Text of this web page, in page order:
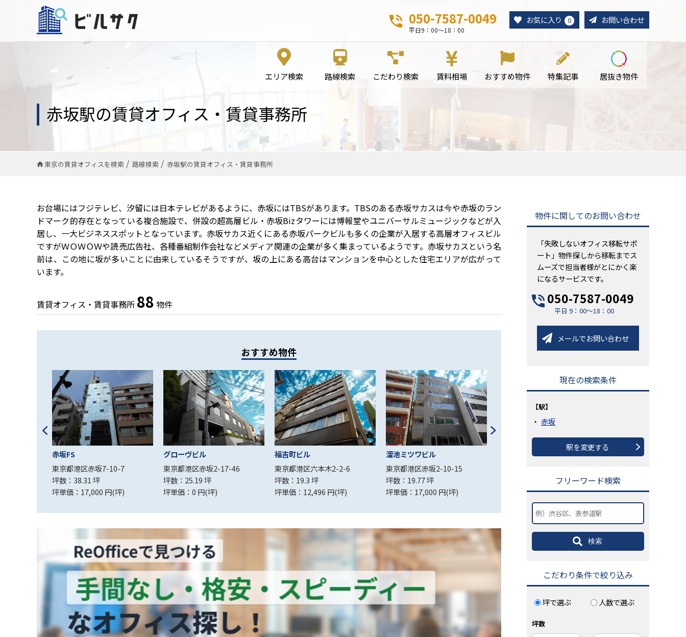
050-7587-0049
平日9：00～18：00
お気に入り 0 お問い合わせ
エリア検索 路線検索 こだわり検索 賃料相場 おすすめ物件 特集記事 居抜き物件
赤坂駅の賃貸オフィス・賃貸事務所
東京の賃貸オフィスを検索 路線検索 赤坂駅の賃貸オフィス・賃貸事務所
お台場にはフジテレビ、汐留には日本テレビがあるように、赤坂にはTBSがあります。TBSのある赤坂サカスは今や赤坂のラン
ドマーク的存在となっている複合施設で、併設の超高層ビル・赤坂Bizタワーには博報堂やユニバーサルミュージックなどが入
居し、一大ビジネススポットとなっています。赤坂サカス近くにある赤坂パークビルも多くの企業が入居する高層オフィスビル
ですがＷＯＷＯＷや読売広告社、各種番組制作会社などメディア関連の企業が多く集まっているようです。赤坂サカスという名
前は、この地に坂が多いことに由来しているそうですが、坂の上にある高台はマンションを中心とした住宅エリアが広がって
います。
賃貸オフィス・賃貸事務所 88 物件
おすすめ物件
赤坂FS
東京都港区赤坂7-10-7
坪数：38.31 坪
坪単価：17,000 円(坪)
グローヴビル
東京都港区赤坂2-17-46
坪数：25.19 坪
坪単価：0 円(坪)
福吉町ビル
東京都港区六本木2-2-6
坪数：19.3 坪
坪単価：12,496 円(坪)
溜池ミツワビル
東京都港区赤坂2-10-15
坪数：19.77 坪
坪単価：17,000 円(坪)
アジミックビル
坪単価：16,000 円(坪)
セルクル赤坂
坪数：26.84 坪
坪単価：15,174 円(坪)
物件に関してのお問い合わせ
「失敗しないオフィス移転サポ
ート」物件探しから移転までス
ムーズで担当者様がとにかく楽
になるサービスです。
050-7587-0049
平日 9：00～18：00
メールでお問い合わせ
現在の検索条件
【駅】
赤坂
駅を変更する
フリーワード検索
検索
こだわり条件で絞り込み
坪で選ぶ 人数で選ぶ
坪数